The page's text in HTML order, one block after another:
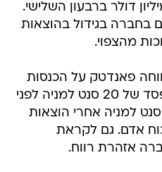
להפסד של 3.6-5 מיליון דולר ברבעון השלישי.
בחברה בגידול בהוצאות
מהצפוי.
פאנדטק על הכנסות
של 11.1 מיליון דולר ועל הפסד של 20 סנט למניה לפני
הוצאות חד פעמיות, ו-49 סנט למניה אחרי הוצאות
אדם. גם לקראת
אזהרת רווח.